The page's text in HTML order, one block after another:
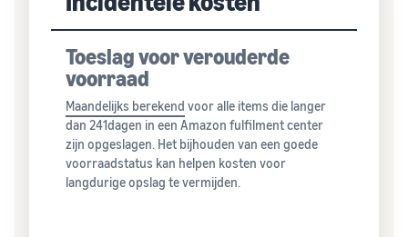
Toeslag voor verouderde
voorraad
Maandelijks berekend voor alle items die langer
dan 241dagen in een Amazon fulfilment center
zijn opgeslagen. Het bijhouden van een goede
voorraadstatus kan helpen kosten voor
langdurige opslag te vermijden.